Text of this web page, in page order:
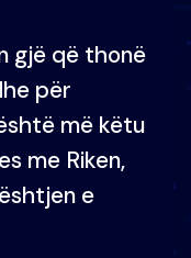
gjë që thonë
për
më këtu
me Riken,
e